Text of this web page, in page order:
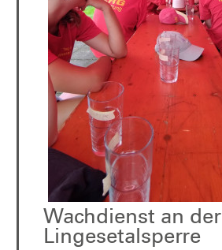
Wachdienst an der
Lingesetalsperre